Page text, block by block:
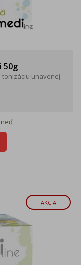
50g
tonizáciu unavenej
AKCIA